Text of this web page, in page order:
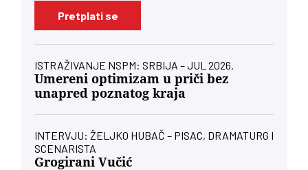
Pretplati se
ISTRAŽIVANJE NSPM: SRBIJA – JUL 2026.
Umereni optimizam u priči bez
unapred poznatog kraja
INTERVJU: ŽELJKO HUBAČ – PISAC, DRAMATURG I
SCENARISTA
Grogirani Vučić